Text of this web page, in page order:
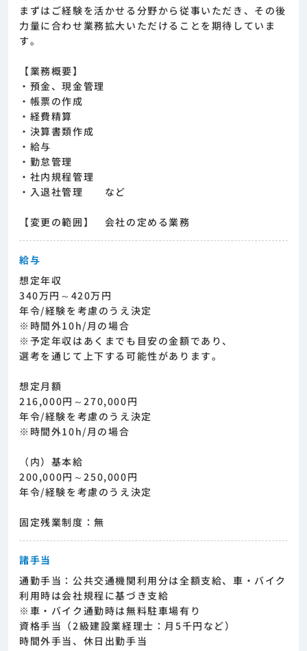
まずはご経験を活かせる分野から従事いただき、その後
力量に合わせ業務拡大いただけることを期待していま
す。
【業務概要】
・預金、現金管理
・帳票の作成
・経費精算
・決算書類作成
・給与
・勤怠管理
・社内規程管理
・入退社管理 など
【変更の範囲】 会社の定める業務
給与
想定年収
340万円～420万円
年令/経験を考慮のうえ決定
※時間外10h/月の場合
※予定年収はあくまでも目安の金額であり、
選考を通じて上下する可能性があります。
想定月額
216,000円～270,000円
年令/経験を考慮のうえ決定
※時間外10h/月の場合
（内）基本給
200,000円～250,000円
年令/経験を考慮のうえ決定
固定残業制度：無
諸手当
通勤手当：公共交通機関利用分は全額支給、車・バイク
利用時は会社規程に基づき支給
※車・バイク通勤時は無料駐車場有り
資格手当（2級建設業経理士：月5千円など）
時間外手当、休日出勤手当